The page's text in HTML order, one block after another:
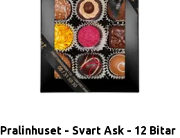
Pralinhuset - Svart Ask - 12 Bitar